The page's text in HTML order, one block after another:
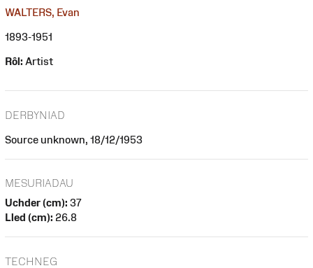
WALTERS, Evan
1893-1951
Rôl: Artist
DERBYNIAD
Source unknown, 18/12/1953
MESURIADAU
Uchder (cm): 37
Lled (cm): 26.8
TECHNEG